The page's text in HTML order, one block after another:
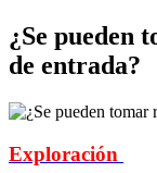
¿Se pueden
de entrada?
Exploración